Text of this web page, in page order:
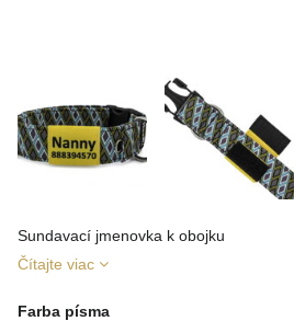
Sundavací jmenovka k obojku
Čítajte viac
Farba písma